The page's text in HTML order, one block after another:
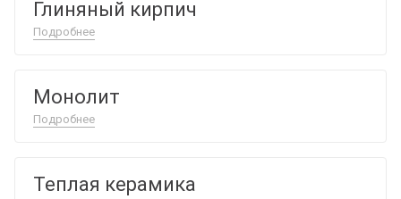
Глиняный кирпич
Подробнее
Монолит
Подробнее
Теплая керамика